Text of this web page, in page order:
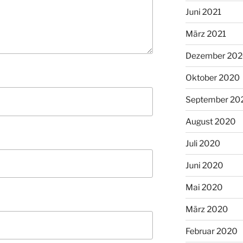
Juni 2021
März 2021
Dezember
Oktober 2020
September
August 2020
Juli 2020
Juni 2020
Mai 2020
März 2020
Februar 2020